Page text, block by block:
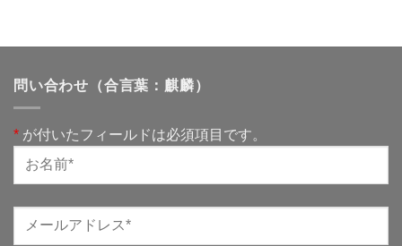
問い合わせ（合言葉：麒麟）
* が付いたフィールドは必須項目です。